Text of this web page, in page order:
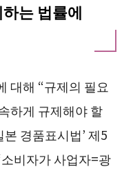
는 법률에
대해 “규제의 필요
하게 규제해야 할
경품표시법’ 제5
비자가 사업자=광